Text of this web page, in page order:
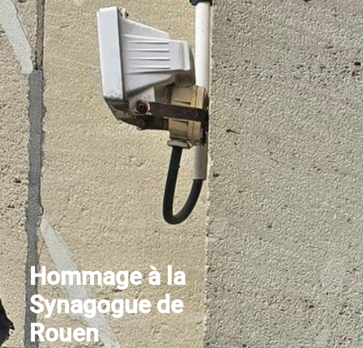
À propos
Nos objectifs
Notre action
Ressources
Nous soutenir
Nous contacter
Hommage à la
Synagogue de
Rouen